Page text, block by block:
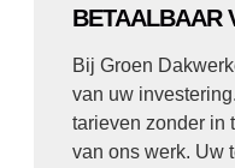
BETAALBAAR
Bij Groen
van uw
tarieven zonder in
van ons werk. Uw